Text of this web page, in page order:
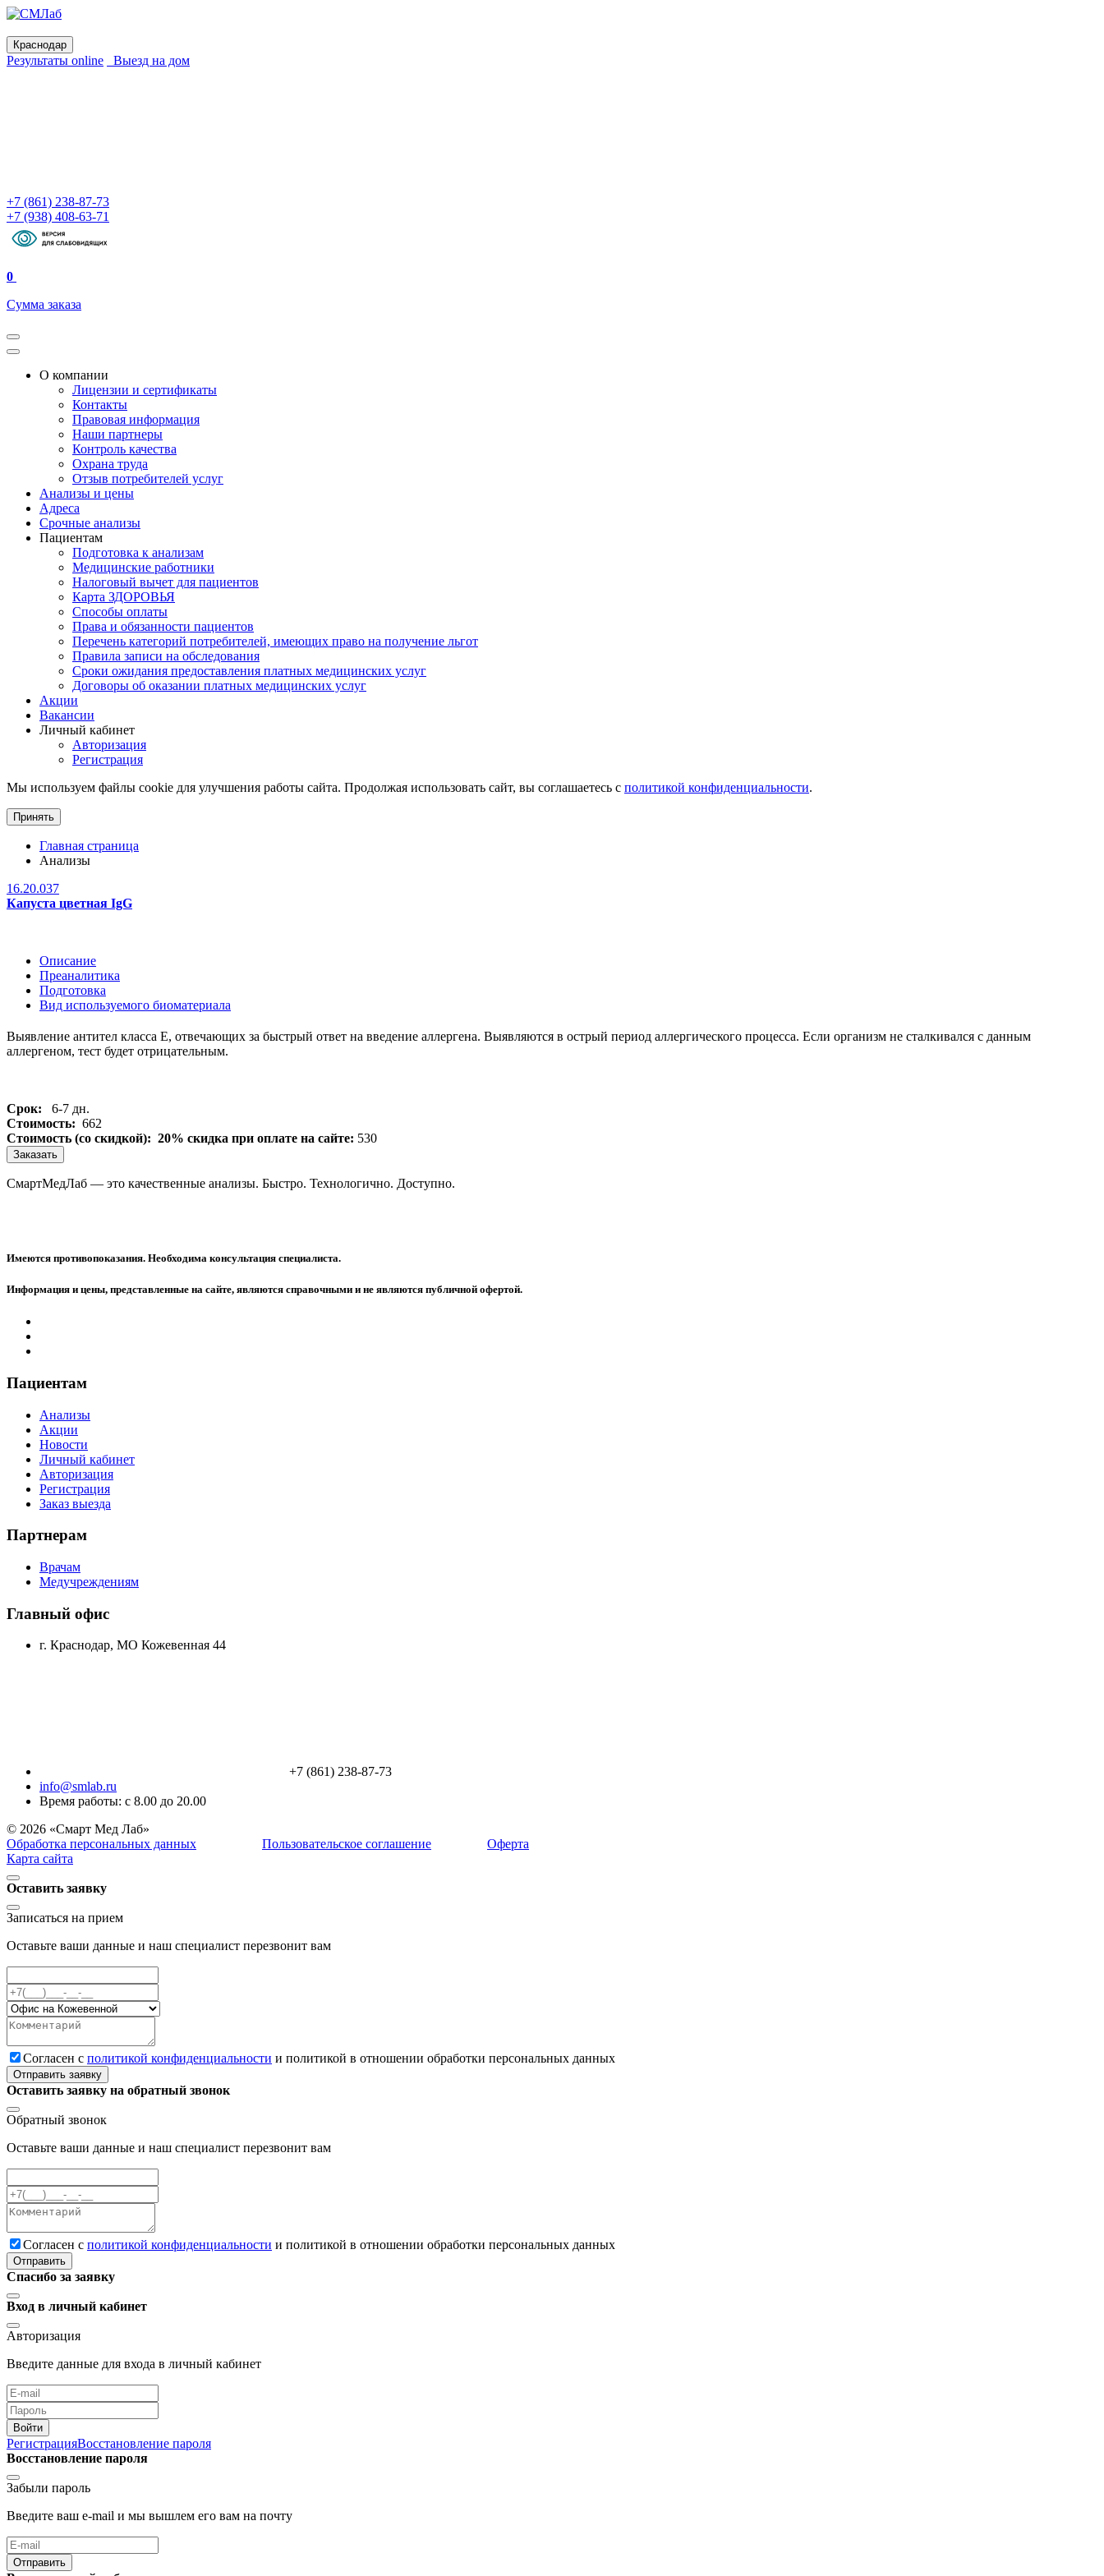
Краснодар
Результаты online Выезд на дом
+7 (861) 238-87-73
+7 (938) 408-63-71
0
Сумма заказа
О компании
Лицензии и сертификаты
Контакты
Правовая информация
Наши партнеры
Контроль качества
Охрана труда
Отзыв потребителей услуг
Анализы и цены
Адреса
Срочные анализы
Пациентам
Подготовка к анализам
Медицинские работники
Налоговый вычет для пациентов
Карта ЗДОРОВЬЯ
Способы оплаты
Права и обязанности пациентов
Перечень категорий потребителей, имеющих право на получение льгот
Правила записи на обследования
Сроки ожидания предоставления платных медицинских услуг
Договоры об оказании платных медицинских услуг
Акции
Вакансии
Личный кабинет
Авторизация
Регистрация
Мы используем файлы cookie для улучшения работы сайта. Продолжая использовать сайт, вы соглашаетесь с политикой конфиденциальности.
Принять
Главная страница
Анализы
16.20.037
Капуста цветная IgG
Описание
Преаналитика
Подготовка
Вид используемого биоматериала
Выявление антител класса Е, отвечающих за быстрый ответ на введение аллергена. Выявляются в острый период аллергического процесса. Если организм не сталкивался с данным
аллергеном, тест будет отрицательным.
Срок:
6-7 дн.
Стоимость: 662
Стоимость (со скидкой): 20% скидка при оплате на сайте: 530
Заказать
СмартМедЛаб — это качественные анализы. Быстро. Технологично. Доступно.
Имеются противопоказания. Необходима консультация специалиста.
Информация и цены, представленные на сайте, являются справочными и не являются публичной офертой.
Пациентам
Анализы
Акции
Новости
Личный кабинет
Авторизация
Регистрация
Заказ выезда
Партнерам
Врачам
Медучреждениям
Главный офис
г. Краснодар, МО Кожевенная 44
+7 (861) 238-87-73
info@smlab.ru
Время работы: с 8.00 до 20.00
© 2026 «Смарт Мед Лаб»
Обработка персональных данных
Пользовательское соглашение
Оферта
Карта сайта
Оставить заявку
Записаться на прием
Оставьте ваши данные и наш специалист перезвонит вам
Cогласен с политикой конфиденциальности и политикой в отношении обработки персональных данных
Отправить заявку
Оставить заявку на обратный звонок
Обратный звонок
Оставьте ваши данные и наш специалист перезвонит вам
Cогласен с политикой конфиденциальности и политикой в отношении обработки персональных данных
Отправить
Спасибо за заявку
Вход в личный кабинет
Авторизация
Введите данные для входа в личный кабинет
Войти
РегистрацияВосстановление пароля
Восстановление пароля
Забыли пароль
Введите ваш e-mail и мы вышлем его вам на почту
Отправить